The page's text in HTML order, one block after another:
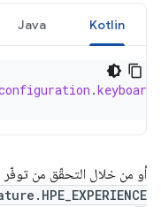
Kotlin
Java
.keyboard
أو من خلال التحقّق من توفّر